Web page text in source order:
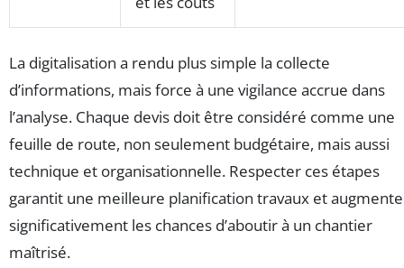
La digitalisation a rendu plus simple la collecte
d’informations, mais force à une vigilance accrue dans
l’analyse. Chaque devis doit être considéré comme une
feuille de route, non seulement budgétaire, mais aussi
technique et organisationnelle. Respecter ces étapes
garantit une meilleure planification travaux et augmente
significativement les chances d’aboutir à un chantier
maîtrisé.